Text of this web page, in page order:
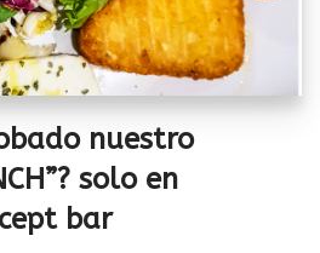
nuestro
solo en
bar